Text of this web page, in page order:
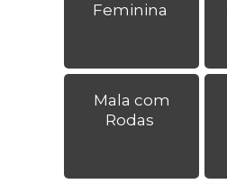
Feminina
Mala com
Rodas